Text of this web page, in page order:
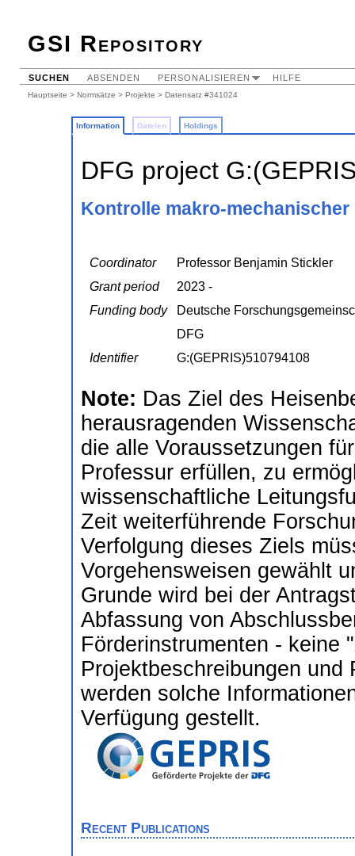
GSI Repository
SUCHEN ABSENDEN PERSONALISIEREN HILFE
Hauptseite > Normsätze > Projekte > Datensatz #341024
Information Dateien Holdings
DFG project
Kontrolle makro-
Coordinator
Professor Benjamin Stickler
Grant period
2023 -
Funding body
Deutsche
DFG
Identifier
G:(GEPRIS)510794108
Note: Das Ziel des
herausragenden
die alle Voraussetzungen
Professur erfüllen, zu
wissenschaftliche
Zeit weiterführende
Verfolgung dieses Ziels
Vorgehensweisen gewählt
Grunde wird bei der
Abfassung von
Förderinstrumenten - keine
Projektbeschreibungen und
werden solche
Verfügung gestellt.
Recent Publications